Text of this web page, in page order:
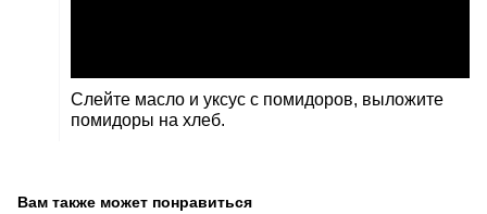
Слейте масло и уксус с помидоров, выложите
помидоры на хлеб.
Вам также может понравиться